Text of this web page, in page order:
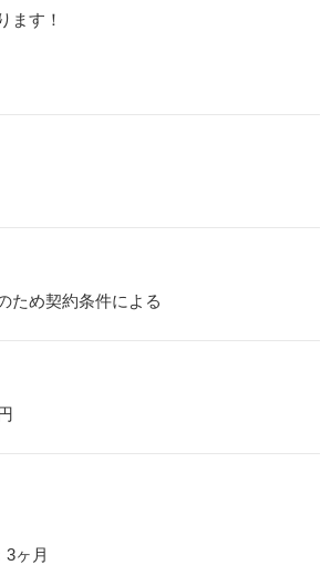
ます！
ため契約条件による
3ヶ月